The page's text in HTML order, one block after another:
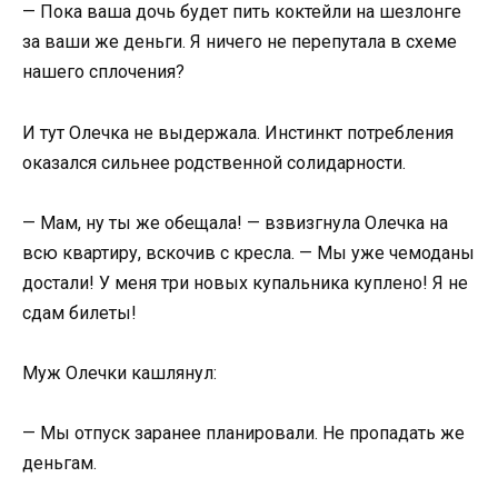
— Пока ваша дочь будет пить коктейли на шезлонге
за ваши же деньги. Я ничего не перепутала в схеме
нашего сплочения?
И тут Олечка не выдержала. Инстинкт потребления
оказался сильнее родственной солидарности.
— Мам, ну ты же обещала! — взвизгнула Олечка на
всю квартиру, вскочив с кресла. — Мы уже чемоданы
достали! У меня три новых купальника куплено! Я не
сдам билеты!
Муж Олечки кашлянул:
— Мы отпуск заранее планировали. Не пропадать же
деньгам.